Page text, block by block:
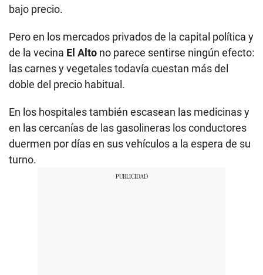
bajo precio.
Pero en los mercados privados de la capital política y
de la vecina El Alto no parece sentirse ningún efecto:
las carnes y vegetales todavía cuestan más del
doble del precio habitual.
En los hospitales también escasean las medicinas y
en las cercanías de las gasolineras los conductores
duermen por días en sus vehículos a la espera de su
turno.